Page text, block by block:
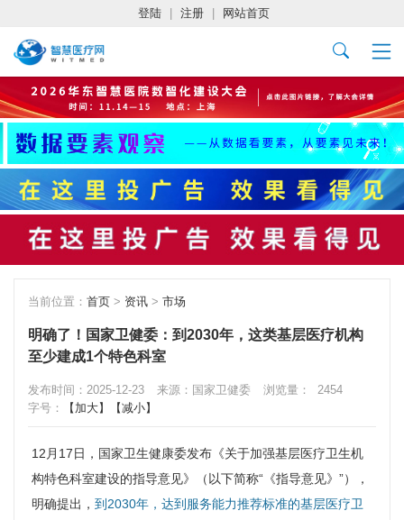
登陆 注册 网站首页
当前位置： 首页 > 资讯 > 市场
明确了！国家卫健委：到2030年，这类基层医疗机构
至少建成1个特色科室
发布时间：2025-12-23 来源：国家卫健委 浏览量：
2454
字号：
【加大】 【减小】
12月17日，国家卫生健康委发布《关于加强基层医疗卫生机
构特色科室建设的指导意见》（以下简称“《指导意见》”），
明确提出， 到2030年，达到服务能力推荐标准的基层医疗卫